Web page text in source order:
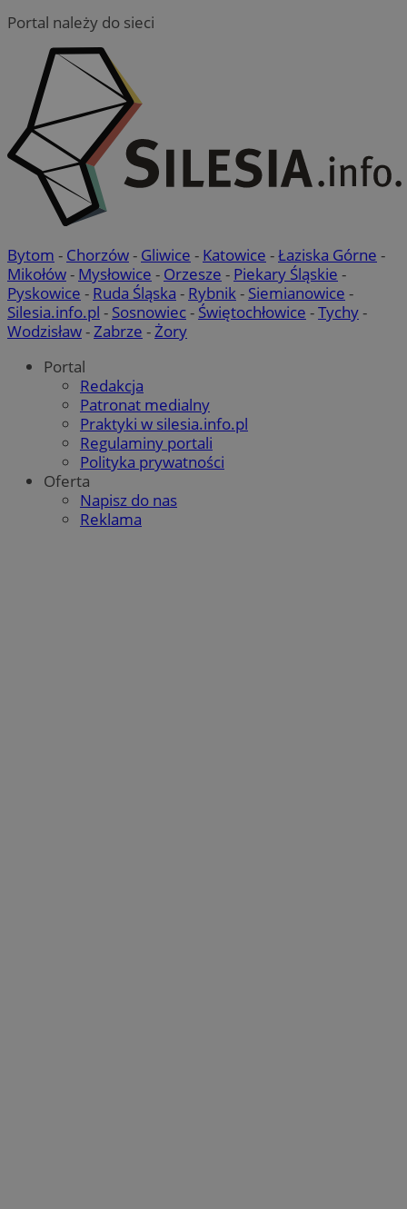
Portal należy do sieci
Bytom - Chorzów- Gliwice - Katowice -Łaziska Górne -
Mikołów- Mysłowice - Orzesze - Piekary Śląskie -
Pyskowice - Ruda Śląska - Rybnik- Siemianowice -
Silesia.info.pl - Sosnowiec- Świętochłowice -Tychy-
Wodzisław-Zabrze -Żory
Portal
Redakcja
Patronat medialny
Praktyki w silesia.info.pl
Regulaminy portali
Polityka prywatności
Oferta
Napisz do nas
Reklama